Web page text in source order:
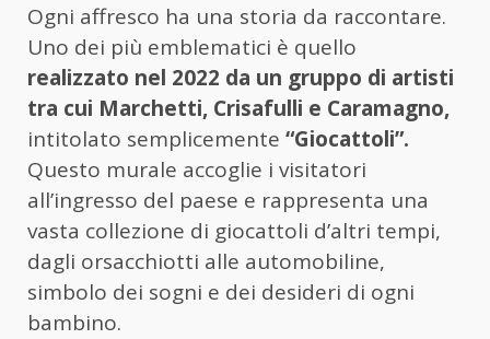
Ogni affresco ha una storia da raccontare.
Uno dei più emblematici è quello
realizzato nel 2022 da un gruppo di artisti
tra cui Marchetti, Crisafulli e Caramagno,
intitolato semplicemente “Giocattoli”.
Questo murale accoglie i visitatori
all’ingresso del paese e rappresenta una
vasta collezione di giocattoli d’altri tempi,
dagli orsacchiotti alle automobiline,
simbolo dei sogni e dei desideri di ogni
bambino.